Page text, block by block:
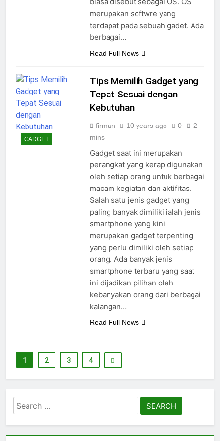
merupakan softwre yang
terdapat pada sebuah gadet. Ada
berbagai…
Read Full News
GADGET
Tips Memilih Gadget yang
Tepat Sesuai dengan
Kebutuhan
firman 10 years ago 0
2
mins
Gadget saat ini merupakan
perangkat yang kerap digunakan
oleh setiap orang untuk berbagai
macam kegiatan dan aktifitas.
Salah satu jenis gadget yang
paling banyak dimiliki ialah jenis
smartphone yang kini
merupakan gadget terpenting
yang perlu dimiliki oleh setiap
orang. Ada banyak jenis
smartphone terbaru yang saat
ini dijadikan pilihan oleh
kebanyakan orang dari berbagai
kalangan…
Read Full News
1 2 3 4
Search
for: